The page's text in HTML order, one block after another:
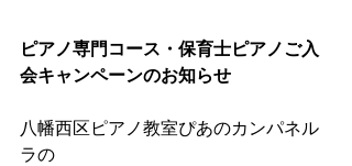
ピアノ専門コース・保育士ピアノご入
会キャンペーンのお知らせ
八幡西区ピアノ教室ぴあのカンパネル
ラの